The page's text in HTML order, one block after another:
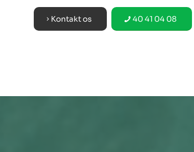
Kontakt os 40 41 04 08